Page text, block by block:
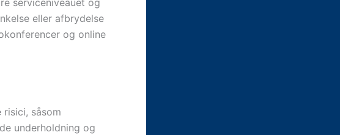
eller afbrydelse
og online
såsom
underholdning og